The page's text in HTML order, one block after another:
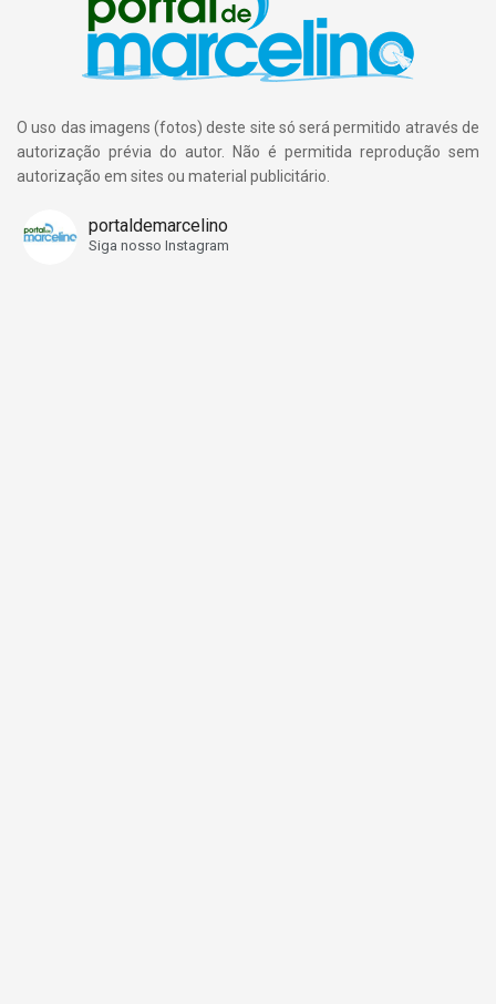
até a nova estação, será iniciado numa época apropriada, já
que a Páscoa simboliza renascimento, ressureição,
passagem e reflexão. A matéria não tem por objetivo
criação de uma consciência ecológica maior. O ser humano
pode e deve viver em harmonia com a natureza.
O uso das imagens (fotos) deste site só será permitido através de
autorização prévia do autor. Não é permitida reprodução sem
autorização em sites ou material publicitário.
portaldemarcelino
Siga nosso Instagram